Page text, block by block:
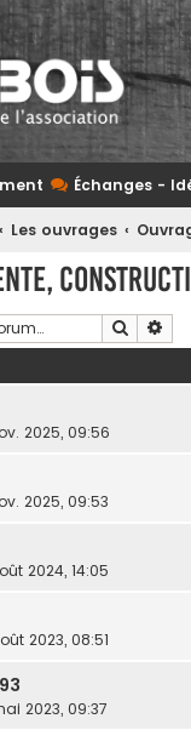
Échanges -
Les ouvrages
2025, 09:56
2025, 09:53
2024, 14:05
2023, 08:51
2023, 09:37